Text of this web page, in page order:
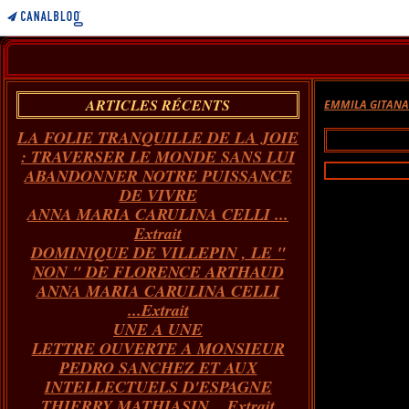
ARTICLES RÉCENTS
LA FOLIE TRANQUILLE DE LA JOIE
: TRAVERSER LE MONDE SANS LUI
ABANDONNER NOTRE PUISSANCE
DE VIVRE
ANNA MARIA CARULINA CELLI ...
Extrait
DOMINIQUE DE VILLEPIN , LE "
NON " DE FLORENCE ARTHAUD
ANNA MARIA CARULINA CELLI
...Extrait
UNE A UNE
LETTRE OUVERTE A MONSIEUR
PEDRO SANCHEZ ET AUX
INTELLECTUELS D'ESPAGNE
EMMILA GITANA